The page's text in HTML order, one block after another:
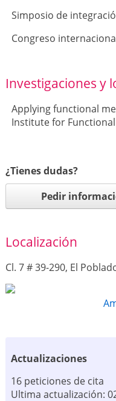
Simposio de
Congreso
Investigaciones y
Applying functional
Institute for
¿Tienes dudas?
Pedir
Localización
Cl. 7 # 39-290, El
Actualizaciones
16 peticiones de cita
Ultima actualización: